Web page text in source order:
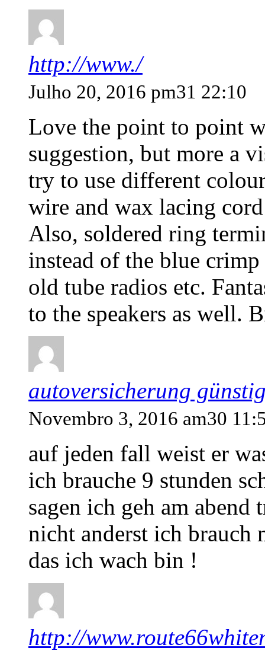
http://www./
Julho 20, 2016 pm31 22:10
Love the point to point
suggestion, but more a
try to use different
wire and wax lacing
Also, soldered ring
instead of the blue
old tube radios etc.
to the speakers as well.
autoversicherung
Novembro 3, 2016 am30
auf jeden fall weist er
ich brauche 9 stunden
sagen ich geh am
nicht anderst ich brauch
das ich wach bin !
http://